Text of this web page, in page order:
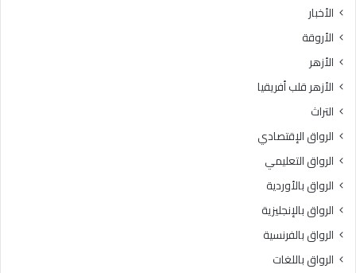
الأخبار
الأروقة
الأزهر
الأزهر قلب أفريقيا
التراث
الرواق الإقتصادي
الرواق التعليمي
الرواق بالأوردية
الرواق بالإنجليزية
الرواق بالفرنسية
الرواق باللغات